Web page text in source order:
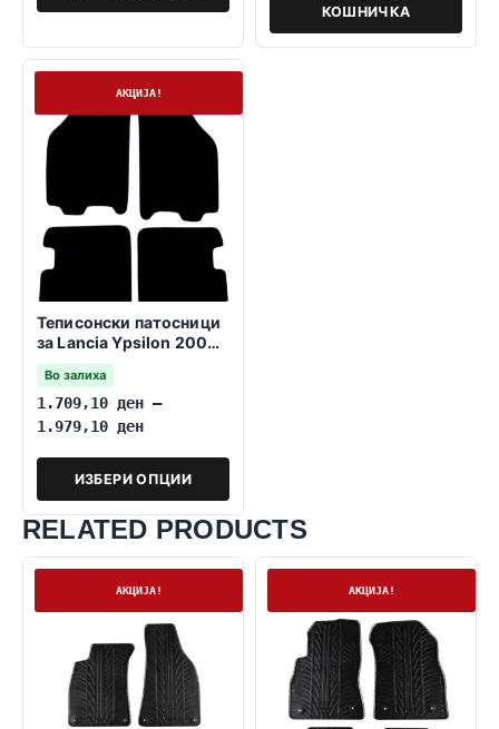
КОШНИЧКА
АКЦИЈА!
Теписонски патосници
за Lancia Ypsilon 2003-
2011
Во залиха
1.709,10 ден –
1.979,10 ден
ИЗБЕРИ ОПЦИИ
RELATED PRODUCTS
АКЦИЈА! АКЦИЈА!